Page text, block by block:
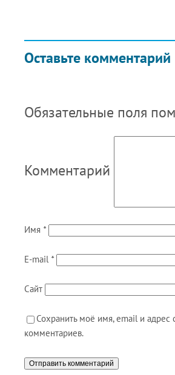
Оставьте комментарий
Обязательные поля
Комментарий
Имя *
E-mail *
Сайт
Сохранить моё имя, email и
комментариев.